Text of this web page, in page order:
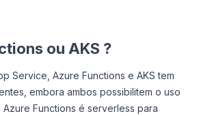
ou AKS ?
Service, Azure Functions e AKS tem
embora ambos possibilitem o uso
Functions é serverless para